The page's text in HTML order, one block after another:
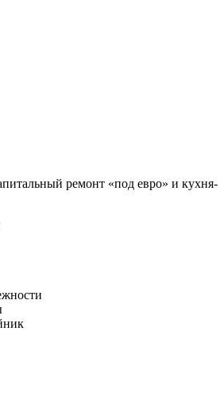
ремонт «под евро» и кухня-